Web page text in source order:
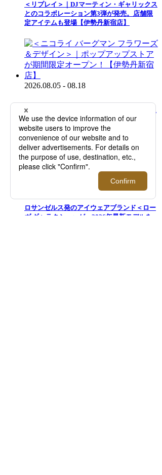
＜リプレイ＞｜DJマーティン・ギャリックス
とのコラボレーション第3弾が発売。店舗限
定アイテムも登場【伊勢丹新宿店】
2026.08.05 - 08.18
ン＞｜ポップアップストアが期間限定オープ
ン！【伊勢丹新宿店】
ロサンゼルス発のアイウェアブランド＜ロー
ヴ ギャラクシー＞が、2026年最新モデルを